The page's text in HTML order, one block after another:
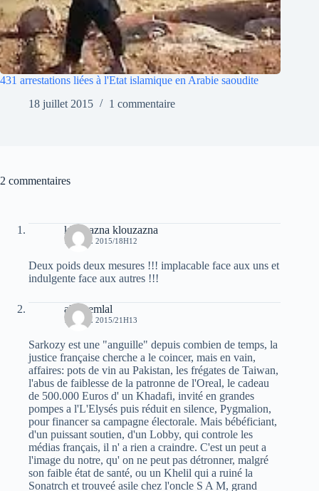
431 arrestations liées à l'Etat islamique en Arabie saoudite
18 juillet 2015
1 commentaire
2 commentaires
klouzazna klouzazna
1 AVRIL 2015/18H12
Deux poids deux mesures !!! implacable face aux uns et
indulgente face aux autres !!!
ali chemlal
1 AVRIL 2015/21H13
Sarkozy est une "anguille" depuis combien de temps, la
justice française cherche a le coincer, mais en vain,
affaires: pots de vin au Pakistan, les frégates de Taiwan,
l'abus de faiblesse de la patronne de l'Oreal, le cadeau
de 500.000 Euros d' un Khadafi, invité en grandes
pompes a l'L'Elysés puis réduit en silence, Pygmalion,
pour financer sa campagne électorale. Mais bébéficiant,
d'un puissant soutien, d'un Lobby, qui controle les
médias français, il n' a rien a craindre. C'est un peut a
l'image du notre, qu' on ne peut pas détronner, malgré
son faible état de santé, ou un Khelil qui a ruiné la
Sonatrch et trouveé asile chez l'oncle S A M, grand